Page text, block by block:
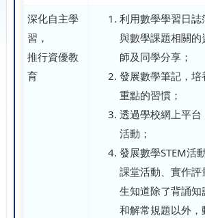
深化自主學
習，
推行資優教
育
利用數學學習日
與數學課題相關
師及同學分享；
發展數學筆記，
重點的習慣；
透過學校網上平
活動；
發展數學STEM活
課堂活動、實作
生知道除了背誦
和解常規題以外